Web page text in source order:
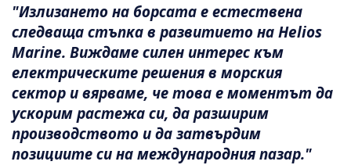
"Излизането на борсата е естествена
следваща стъпка в развитието на Helios
Marine. Виждаме силен интерес към
електрическите решения в морския
сектор и вярваме, че това е моментът да
ускорим растежа си, да разширим
производството и да затвърдим
позициите си на международния пазар."